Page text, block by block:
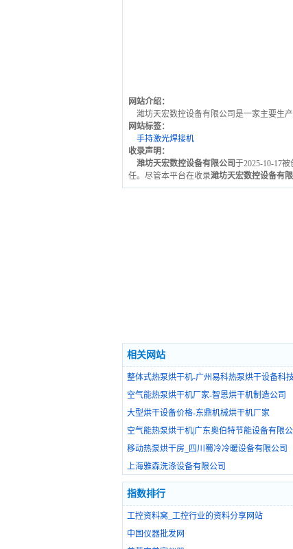
网站介绍：
潍坊天宏数控设备有限公司是一家主要生
网站标签：
手持激光焊接机
收录声明：
潍坊天宏数控设备有限公司于2025-10-17
任。尽管本平台在收录潍坊天宏数控设备有
相关网站
整体式热泵烘干机-广州易科热泵烘干设备科技
空气能热泵烘干机厂家-智恩烘干机制造公司
大型烘干设备价格-东鼎机械烘干机厂家
空气能热泵烘干机|广东奥伯特节能设备有限公
移动热泵烘干房_四川蜀冷冷暖设备有限公司
上海雅森洗涤设备有限公司
指数排行
工控资料窝_工控行业的资料分享网站
中国仪器批发网